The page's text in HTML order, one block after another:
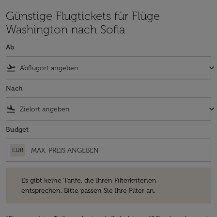
Günstige Flugtickets für Flüge
Washington nach Sofia
Ab
flight_takeoff keyboard_arrow_down
Nach
flight_land keyboard_arrow_down
Budget
EUR
Es gibt keine Tarife, die Ihren Filterkriterien
entsprechen. Bitte passen Sie Ihre Filter an.